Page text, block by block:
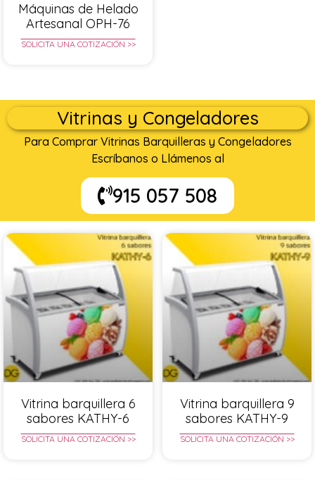
Máquinas de Helado
Artesanal OPH-76
SOLICITA UNA COTIZACIÓN >>
Vitrinas y Congeladores
Para Comprar Vitrinas Barquilleras y Congeladores
Escríbanos o Llámenos al
915 057 508
Vitrina barquillera 6
sabores KATHY-6
SOLICITA UNA COTIZACIÓN >>
Vitrina barquillera 9
sabores KATHY-9
SOLICITA UNA COTIZACIÓN >>